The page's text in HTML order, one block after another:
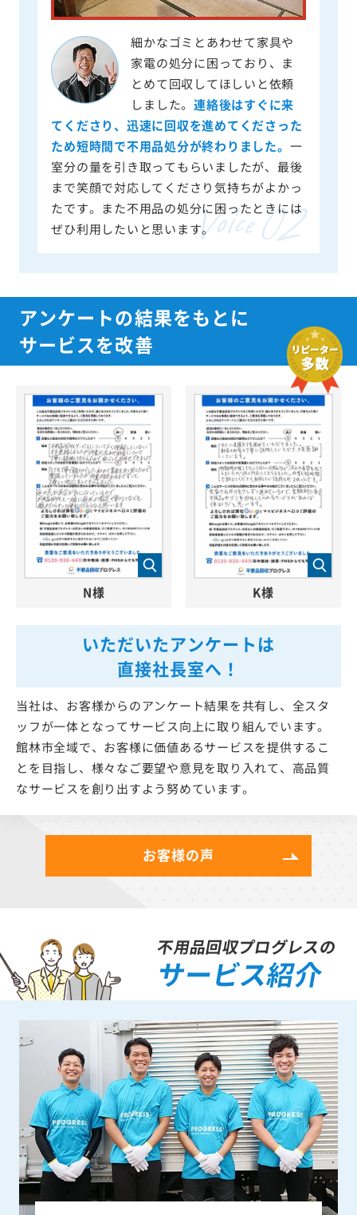
細かなゴミとあわせて家具や
家電の処分に困っており、ま
とめて回収してほしいと依頼
しました。連絡後はすぐに来
てくださり、迅速に回収を進めてくださった
ため短時間で不用品処分が終わりました。 一
室分の量を引き取ってもらいましたが、最後
まで笑顔で対応してくださり気持ちがよかっ
たです。また不用品の処分に困ったときには
ぜひ利用したいと思います。
アンケートの結果をもとに
サービスを改善
いただいたアンケートは
直接社長室へ！
当社は、お客様からのアンケート結果を共有し、全スタ
ッフが一体となってサービス向上に取り組んでいます。
館林市全域で、お客様に価値あるサービスを提供するこ
とを目指し、様々なご要望や意見を取り入れて、高品質
なサービスを創り出すよう努めています。
N様 K様
お客様の声
不用品回収プログレスの
サービス紹介